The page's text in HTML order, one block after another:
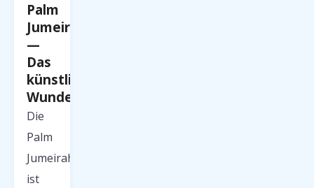
Palm
Jumeirah
—
Das
künstliche
Wunder
Die
Palm
Jumeirah
ist